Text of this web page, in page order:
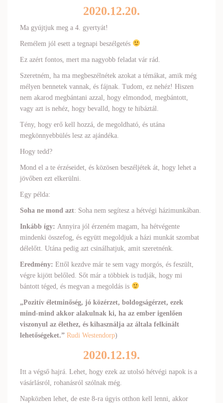
2020.12.20.
Ma gyújtjuk meg a 4. gyertyát!
Remélem jól esett a tegnapi beszélgetés
Ez azért fontos, mert ma nagyobb feladat vár rád.
Szeretném, ha ma megbeszélnétek azokat a témákat, amik még
mélyen bennetek vannak, és fájnak. Tudom, ez nehéz! Hiszen
nem akarod megbántani azzal, hogy elmondod, megbántott,
vagy azt is nehéz, hogy bevalld, hogy te hibáztál.
Tény, hogy erő kell hozzá, de megoldható, és utána
megkönnyebbülés lesz az ajándéka.
Hogy tedd?
Mond el a te érzéseidet, és közösen beszéljétek át, hogy lehet a
jövőben ezt elkerülni.
Egy példa:
Soha ne mond azt: Soha nem segítesz a hétvégi házimunkában.
Inkább így: Annyira jól érzeném magam, ha hétvégente
mindenki összefog, és együtt megoldjuk a házi munkát szombat
délelőtt. Utána pedig azt csinálhatjuk, amit szeretnénk.
Eredmény: Ettől kezdve már te sem vagy morgós, és feszült,
végre kijött belőled. Sőt már a többiek is tudják, hogy mi
bántott téged, és megvan a megoldás is
„Pozitív életminőség, jó közérzet, boldogságérzet, ezek
mind-mind akkor alakulnak ki, ha az ember igenlően
viszonyul az élethez, és kihasználja az általa felkínált
lehetőségeket.” Rudi Westendorp)
2020.12.19.
Itt a végső hajrá. Lehet, hogy ezek az utolsó hétvégi napok is a
vásárlásról, rohanásról szólnak még.
Napközben lehet, de este 8-ra úgyis otthon kell lenni, akkor